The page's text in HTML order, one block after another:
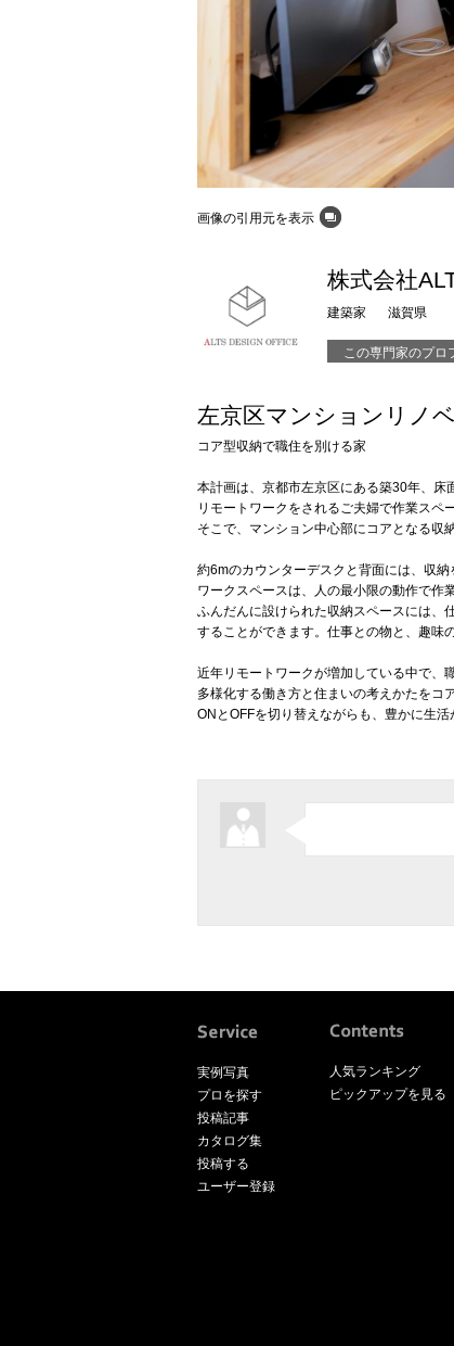
画像の引用元を表示
株式会社
建築家 滋賀県
この専門家のプロ
左京区マンションリノ
コア型収納で職住を別ける家
本計画は、京都市左京区にある築30年、床
リモートワークをされるご夫婦で作業スペ
そこで、マンション中心部にコアとなる収
約6mのカウンターデスクと背面には、収
ワークスペースは、人の最小限の動作で作
ふんだんに設けられた収納スペースには、
することができます。仕事との物と、趣味
近年リモートワークが増加している中で、
多様化する働き方と住まいの考えかたをコ
ONとOFFを切り替えながらも、豊かに生活
実例写真
プロを探す
投稿記事
カタログ集
投稿する
ユーザー登録
人気ランキング
ピックアップを見る